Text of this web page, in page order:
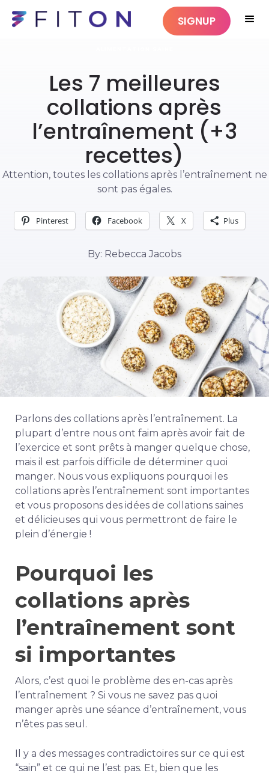
SIGNUP
Les 7 meilleures
collations après
l’entraînement (+3
recettes)
Attention, toutes les collations après l’entraînement ne
sont pas égales.
Pinterest Facebook X Plus
By: Rebecca Jacobs
Parlons des collations après l’entraînement. La
plupart d’entre nous ont faim après avoir fait de
l’exercice et sont prêts à manger quelque chose,
mais il est parfois difficile de déterminer quoi
manger. Nous vous expliquons pourquoi les
collations après l’entraînement sont importantes
et vous proposons des idées de collations saines
et délicieuses qui vous permettront de faire le
plein d’énergie !
Pourquoi les
collations après
l’entraînement sont
si importantes
Alors, c’est quoi le problème des en-cas après
l’entraînement ? Si vous ne savez pas quoi
manger après une séance d’entraînement, vous
n’êtes pas seul.
Il y a des messages contradictoires sur ce qui est
“sain” et ce qui ne l’est pas. Et, bien que les